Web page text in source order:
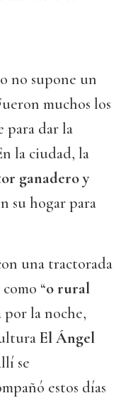
no supone un
muchos los
para dar la
la ciudad, la
ganadero y
su hogar para
una tractorada
“o rural
por la noche,
El Ángel
se
estos días